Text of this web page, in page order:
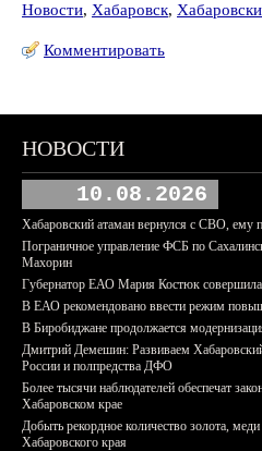
Новости, Хабаровск,
Комментировать
НОВОСТИ
10.08.2026
Хабаровский атаман вернулся с СВО, ему
Пограничное управление ФСБ по
Махорин
Губернатор ЕАО Мария Костюк
В ЕАО рекомендовано ввести режим
В Биробиджане продолжается
Дмитрий Демешин: Развиваем
России и полпредства ДФО
Более тысячи наблюдателей обеспечат
Хабаровском крае
Добыть рекордное количество золота,
Хабаровского края